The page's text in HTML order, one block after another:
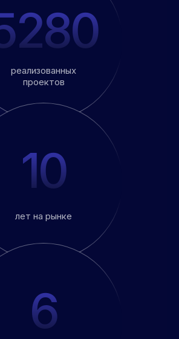
реализованных
проектов
лет на рынке
10
6